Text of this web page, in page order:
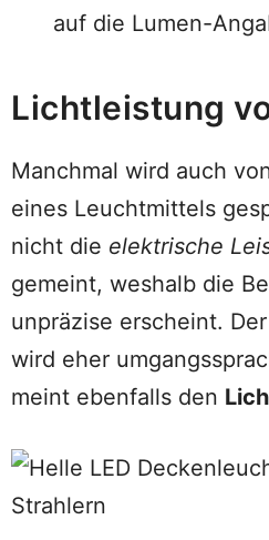
auf die Lumen-
Lichtleistung
Manchmal wird auch
eines Leuchtmittels
nicht die elektrische
gemeint, weshalb die
unpräzise erscheint.
wird eher
meint ebenfalls den